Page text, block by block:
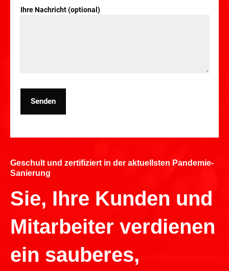
Ihre Nachricht (optional)
Senden
Geschult und zertifiziert in der aktuellsten Pandemie-
Sanierung
Sie, Ihre Kunden und
Mitarbeiter verdienen
ein sauberes,